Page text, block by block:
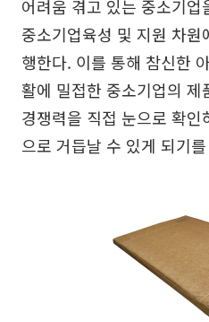
어려움 겪고 있는 중소기
중소기업육성 및 지원 차
행한다. 이를 통해 참신한
활에 밀접한 중소기업의 제
경쟁력을 직접 눈으로 확
으로 거듭날 수 있게 되기